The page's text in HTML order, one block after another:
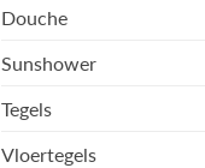
Douche
Sunshower
Tegels
Vloertegels